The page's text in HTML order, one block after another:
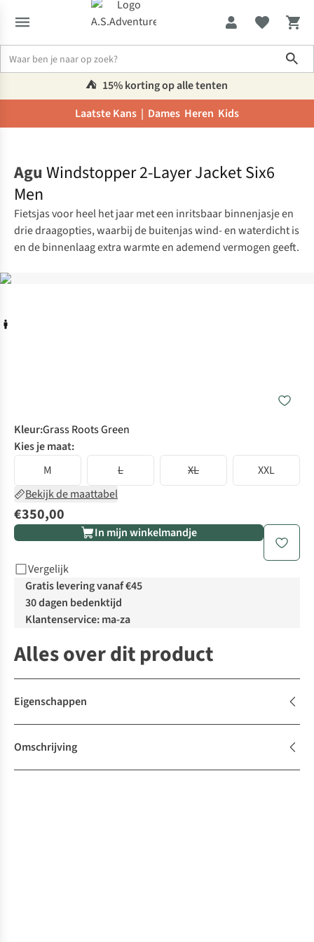
⛺️ 15% korting op alle tenten
Laatste Kans | Dames Heren Kids
Agu Windstopper 2-Layer Jacket Six6
Men
Fietsjas voor heel het jaar met een inritsbaar binnenjasje en
drie draagopties, waarbij de buitenjas wind- en waterdicht is
en de binnenlaag extra warmte en ademend vermogen geeft.
Kleur:Grass Roots Green
Kies je maat:
M
L XL
XXL
Bekijk de maattabel
€350,00
In mijn winkelmandje
Vergelijk
Gratis levering vanaf €45
30 dagen bedenktijd
Klantenservice: ma-za
Alles over dit product
Eigenschappen
Omschrijving